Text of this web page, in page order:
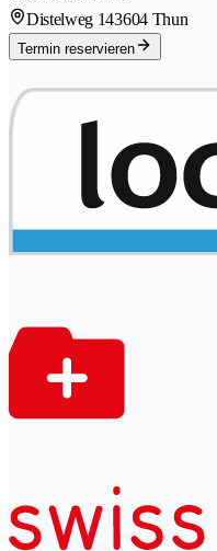
Distelweg 143604 Thun
Termin reservieren